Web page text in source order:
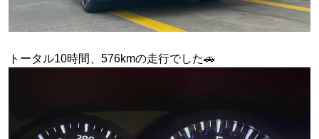
トータル10時間、576kmの走行でした🚗